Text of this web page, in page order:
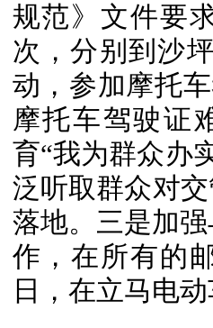
规范》文件要
次，分别到沙
动，参加摩托
摩托车驾驶证
育“我为群众办
泛听取群众对
落地。三是加
作，在所有的
日，在立马电